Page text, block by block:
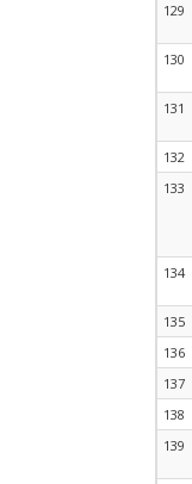
129
130
131
132
133
134
135
136
137
138
139